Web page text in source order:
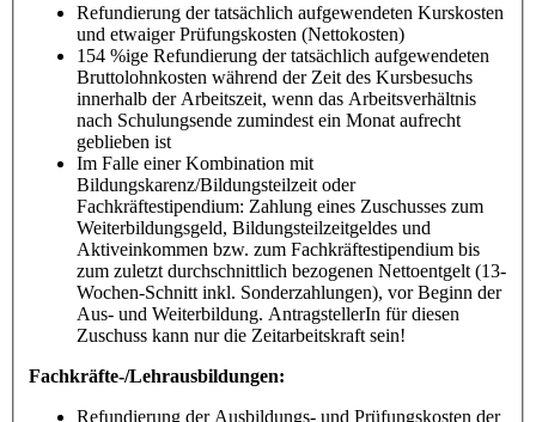
Refundierung der tatsächlich aufgewendeten Kurskosten
und etwaiger Prüfungskosten (Nettokosten)
154 %ige Refundierung der tatsächlich aufgewendeten
Bruttolohnkosten während der Zeit des Kursbesuchs
innerhalb der Arbeitszeit, wenn das Arbeitsverhältnis
nach Schulungsende zumindest ein Monat aufrecht
geblieben ist
Im Falle einer Kombination mit
Bildungskarenz/Bildungsteilzeit oder
Fachkräftestipendium: Zahlung eines Zuschusses zum
Weiterbildungsgeld, Bildungsteilzeitgeldes und
Aktiveinkommen bzw. zum Fachkräftestipendium bis
zum zuletzt durchschnittlich bezogenen Nettoentgelt (13-
Wochen-Schnitt inkl. Sonderzahlungen), vor Beginn der
Aus- und Weiterbildung. AntragstellerIn für diesen
Zuschuss kann nur die Zeitarbeitskraft sein!
Fachkräfte-/Lehrausbildungen:
Refundierung der Ausbildungs- und Prüfungskosten der